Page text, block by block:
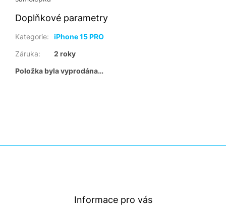
Doplňkové parametry
Kategorie:
iPhone 15 PRO
Záruka:
2 roky
Položka byla vyprodána…
Informace pro vás